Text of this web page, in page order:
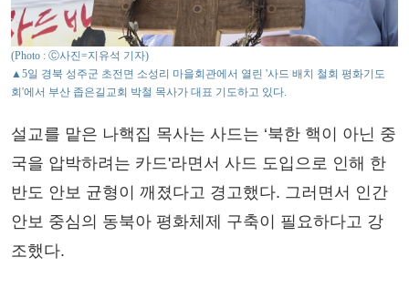
(Photo : Ⓒ사진=지유석 기자)
▲5일 경북 성주군 초전면 소성리 마을회관에서 열린 '사드 배치 철회 평화기도
회'에서 부산 좁은길교회 박철 목사가 대표 기도하고 있다.
설교를 맡은 나핵집 목사는 사드는 ‘북한 핵이 아닌 중
국을 압박하려는 카드'라면서 사드 도입으로 인해 한
반도 안보 균형이 깨졌다고 경고했다. 그러면서 인간
안보 중심의 동북아 평화체제 구축이 필요하다고 강
조했다.